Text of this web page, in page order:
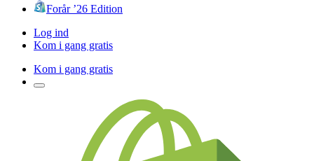
Forår ’26 Edition
Log ind
Kom i gang gratis
Kom i gang gratis